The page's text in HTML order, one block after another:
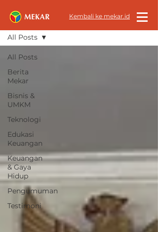
Kembali ke mekar.id
All News
All Posts
Berita
Mekar
Bisnis &
UMKM
Teknologi
Edukasi
Keuangan
Keuangan
& Gaya
Hidup
Pengumuman
Testimoni
All Posts